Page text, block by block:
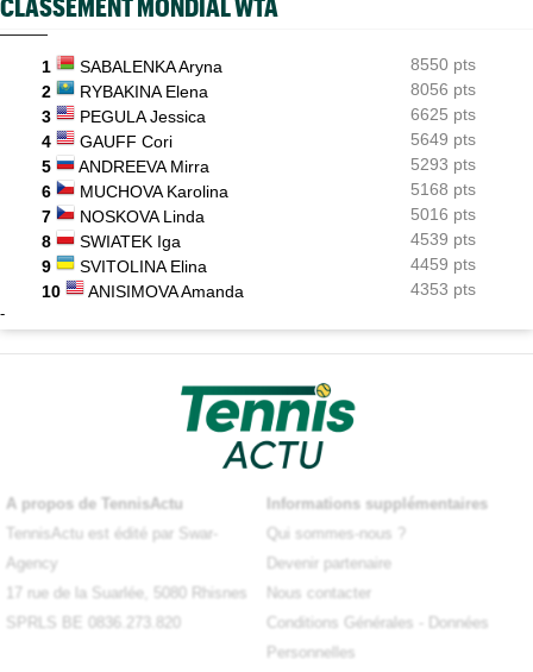
1 SABALENKA Aryna
8550 pts
2
RYBAKINA Elena
8056 pts
3
PEGULA Jessica
6625 pts
4
GAUFF Cori
5649 pts
5
ANDREEVA Mirra
5293 pts
6
MUCHOVA Karolina
5168 pts
7
NOSKOVA Linda
5016 pts
8
SWIATEK Iga
4539 pts
9
SVITOLINA Elina
4459 pts
10
ANISIMOVA Amanda 4353 pts
-
A propos de TennisActu
TennisActu est édité par Swar-
Agency
17 rue de la Suarlée, 5080 Rhisnes
SPRLS BE 0836.273.820
Informations supplémentaires
Qui sommes-nous ?
Devenir partenaire
Nous contacter
Conditions Générales
Données
Personnelles